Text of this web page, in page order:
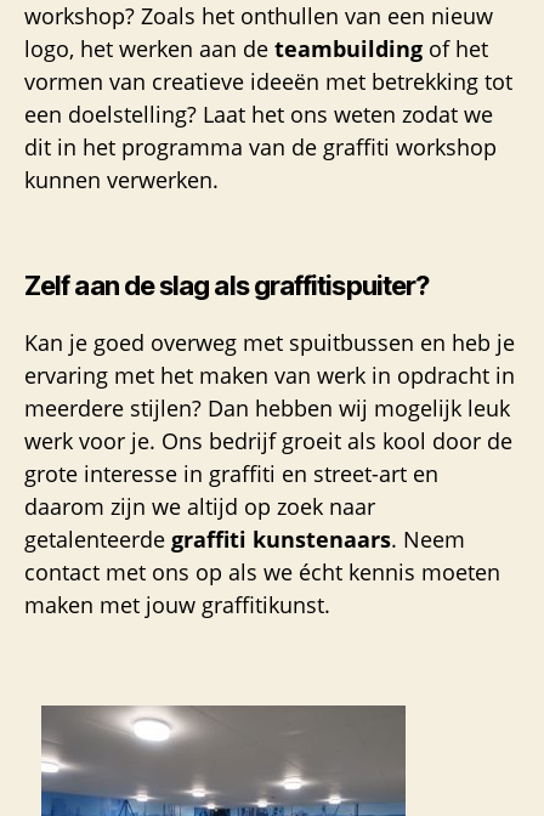
workshop? Zoals het onthullen van een nieuw
logo, het werken aan de teambuilding of het
vormen van creatieve ideeën met betrekking tot
een doelstelling? Laat het ons weten zodat we
dit in het programma van de graffiti workshop
kunnen verwerken.
Zelf aan de slag als graffitispuiter?
Kan je goed overweg met spuitbussen en heb je
ervaring met het maken van werk in opdracht in
meerdere stijlen? Dan hebben wij mogelijk leuk
werk voor je. Ons bedrijf groeit als kool door de
grote interesse in graffiti en street-art en
daarom zijn we altijd op zoek naar
getalenteerde graffiti kunstenaars. Neem
contact met ons op als we écht kennis moeten
maken met jouw graffitikunst.